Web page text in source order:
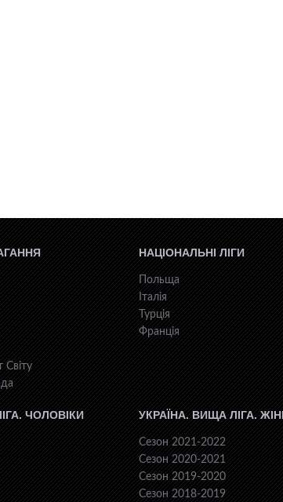
Світу
НАЦІОНАЛЬНІ ЛІГИ
Польща
Італія
Турція
Франція
ЧОЛОВІКИ УКРАЇНА. ВИЩА ЛІГА.
Сезон 2021-2022
Сезон 2020-2021
Сезон 2019-2020
Сезон 2018-2019